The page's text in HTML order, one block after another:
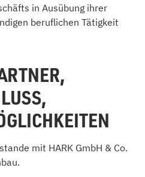
in Ausübung ihrer
beruflichen Tätigkeit
mit HARK GmbH & Co.